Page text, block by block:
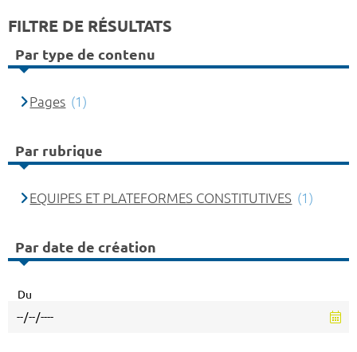
FILTRE DE RÉSULTATS
Par type de contenu
Pages (1)
Par rubrique
EQUIPES ET PLATEFORMES CONSTITUTIVES (1)
Par date de création
Du